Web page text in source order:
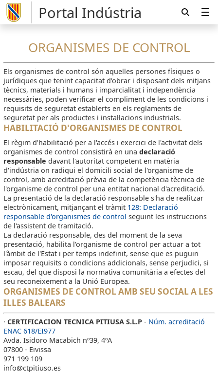
Portal Indústria
ORGANISMES DE CONTROL
Els organismes de control són aquelles persones físiques o
jurídiques que tenint capacitat d'obrar i disposant dels mitjans
tècnics, materials i humans i imparcialitat i independència
necessàries, poden verificar el compliment de les condicions i
requisits de seguretat establerts en els reglaments de
seguretat per als productes i instal·lacions industrials.
HABILITACIÓ D'ORGANISMES DE CONTROL
El règim d'habilitació per a l'accés i exercici de l'activitat dels
organismes de control consistirà en unadeclaració
responsable davant l'autoritat competent en matèria
d'indústria on radiqui el domicili social de l'organisme de
control, amb acreditació prèvia de la competència tècnica de
l'organisme de control per una entitat nacional d'acreditació.
La presentació de la declaració responsable s'ha de realitzar
electrònicament, mitjançant el tràmit 128: Declaració
responsable d'organismes de control seguint les instruccions
de l'assistent de tramitació.
La declaració responsable, des del moment de la seva
presentació, habilita l'organisme de control per actuar a tot
l'àmbit de l'Estat i per temps indefinit, sense que es puguin
imposar requisits o condicions addicionals, sense perjudici, si
escau, del que disposi la normativa comunitària a efectes del
seu reconeixement a la Unió Europea.
ORGANISMES DE CONTROL AMB SEU SOCIAL A LES
ILLES BALEARS
·CERTIFICACION TECNICA PITIUSA S.L.P - Núm. acreditació
ENAC 618/EI977
Avda. Isidoro Macabich nº39, 4ºA
07800 - Eivissa
971 199 109
info@ctpitiuso.es